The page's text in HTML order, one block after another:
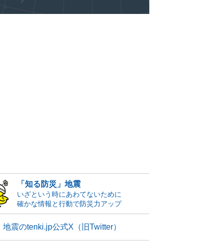
「知る防災」地震
いざという時にあわてないために
確かな情報と行動で防災力アップ
地震のtenki.jp公式X（旧Twitter）